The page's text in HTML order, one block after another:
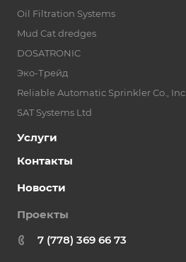
Oil Filtration Systems
Mud Cat dredges
DOSATRONIC
Эко-Трейд
Reliable Automatic Sprinkler Co., Inc.
SAT Systems Ltd
Услуги
Контакты
Новости
Проекты
7 (778) 369 66 73